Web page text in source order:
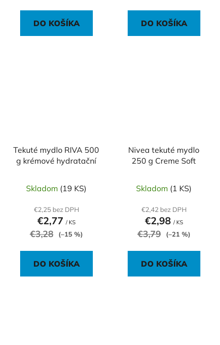
DO KOŠÍKA DO KOŠÍKA
Tekuté mydlo RIVA 500
g krémové hydratační
Skladom (19 KS)
€2,25 bez DPH
€2,77 / KS
€3,28 (–15 %)
DO KOŠÍKA
Nivea tekuté mydlo
250 g Creme Soft
Skladom (1 KS)
€2,42 bez DPH
€2,98 / KS
€3,79 (–21 %)
DO KOŠÍKA